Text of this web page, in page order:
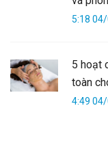
5:18
5 hoạt
toàn
4:49